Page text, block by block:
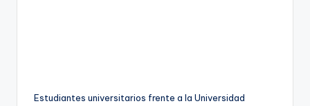
Estudiantes universitarios frente a la Universidad